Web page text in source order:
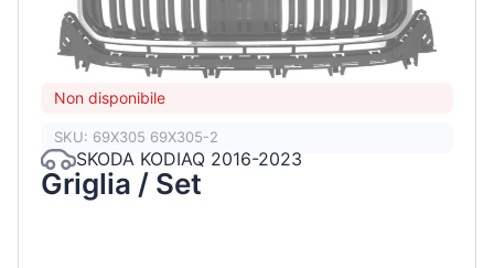
Non disponibile
SKU: 69X305 69X305-2
SKODA KODIAQ 2016-2023
Griglia / Set